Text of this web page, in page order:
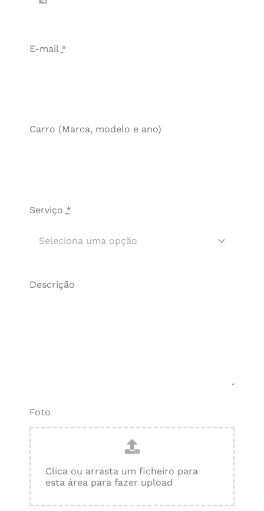
E-mail *
Carro (Marca, modelo e ano)
Serviço *
Descrição
Foto
Clica ou arrasta um ficheiro para
esta área para fazer upload